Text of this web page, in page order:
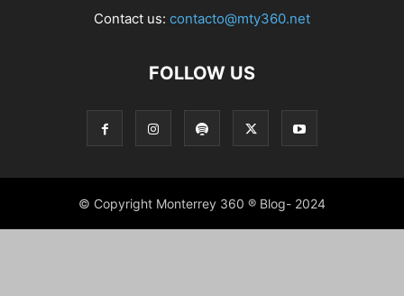
Contact us: contacto@mty360.net
FOLLOW US
© Copyright Monterrey 360 ® Blog- 2024